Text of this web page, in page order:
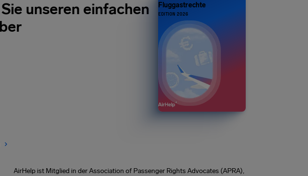
unseren einfachen
Fluggastrechte
EDITION 2026
AirHelp ist Mitglied in der Association of Passenger Rights Advocates (APRA),